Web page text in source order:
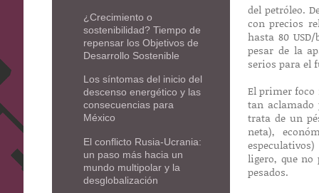
del petróleo.
con precios
hasta 80
pesar de la
serios para el
El primer foco
tan aclamado
trata de un
neta),
ligero, que no
pesados.
¿Crecimiento o
sostenibilidad? Tiempo de
repensar los Objetivos de
Desarrollo Sostenible
Los síntomas del inicio del
descenso energético y las
consecuencias para
México
El conflicto Rusia-Ucrania:
un paso más hacia un
mundo multipolar y la
desglobalización